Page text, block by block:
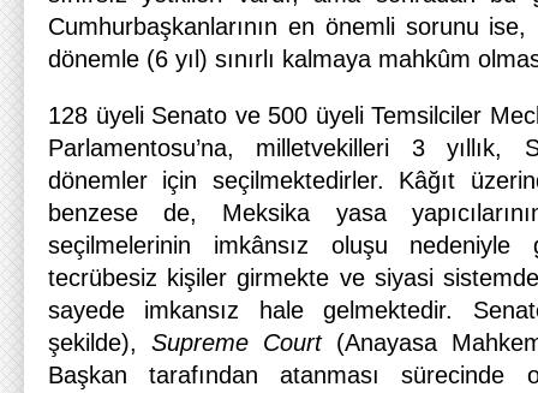
Cumhurbaşkanlarının en önemli sorunu ise,
dönemle (6 yıl) sınırlı kalmaya mahkûm
128 üyeli Senato ve 500 üyeli Temsilciler
Parlamentosu’na, milletvekilleri 3 yıllık,
dönemler için seçilmektedirler. Kâğıt
benzese de, Meksika yasa
seçilmelerinin imkânsız oluşu nedeniyle
tecrübesiz kişiler girmekte ve siyasi
sayede imkansız hale gelmektedir.
şekilde), Supreme Court(Anayasa
Başkan tarafından atanması sürecinde